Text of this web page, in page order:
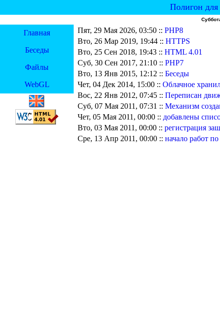
Полигон для
Главная
Беседы
Файлы
WebGL
Пят, 29 Мая 2026, 03:50 :: PHP8
Вто, 26 Мар 2019, 19:44 :: HTTPS
Вто, 25 Сен 2018, 19:43 :: HTML 4.01
Суб, 30 Сен 2017, 21:10 :: PHP7
Вто, 13 Янв 2015, 12:12 :: Беседы
Чет, 04 Дек 2014, 15:00 :: Облачное
Вос, 22 Янв 2012, 07:45 :: Переписан
Суб, 07 Мая 2011, 07:31 :: Механизм
Чет, 05 Мая 2011, 00:00 :: добавлены
Вто, 03 Мая 2011, 00:00 :: регистрация
Сре, 13 Апр 2011, 00:00 :: начало работ